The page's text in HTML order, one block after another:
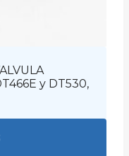
y DT530,